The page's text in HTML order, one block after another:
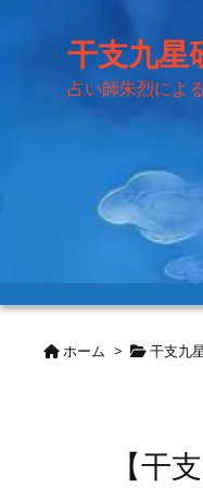
干支九星
占い師朱烈によ
ホーム > 干支九
【干